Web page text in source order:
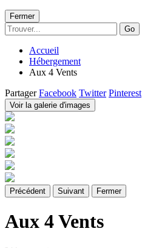
Fermer
Go
Accueil
Hébergement
Aux 4 Vents
Partager Facebook Twitter Pinterest
Voir la galerie d'images
Précédent Suivant Fermer
Aux 4 Vents